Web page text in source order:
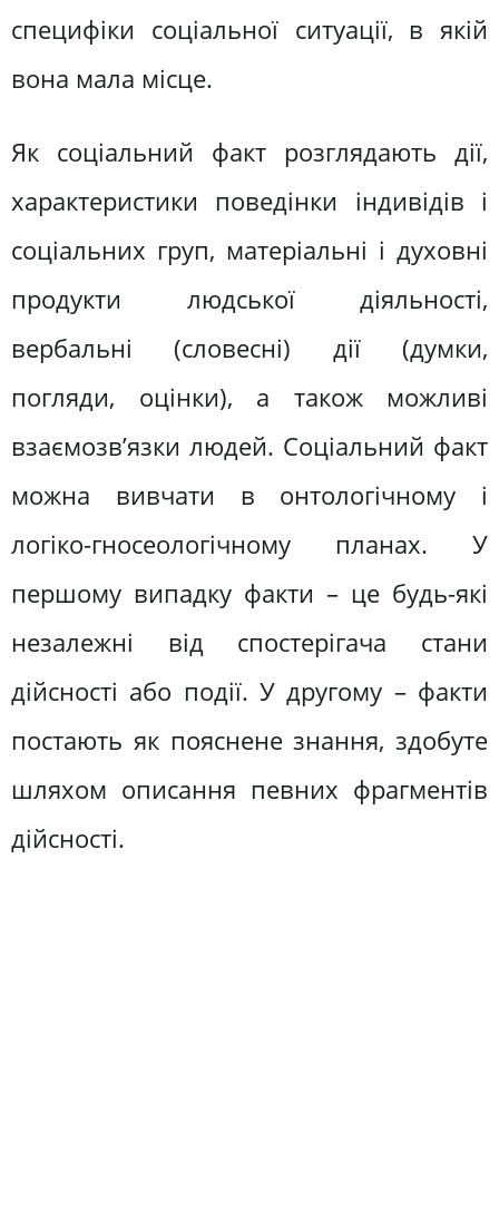
специфіки соціальної ситуації, в якій
вона мала місце.
Як соціальний факт розглядають дії,
характеристики поведінки індивідів і
соціальних груп, матеріальні і духовні
продукти людської діяльності,
вербальні (словесні) дії (думки,
погляди, оцінки), а також можливі
взаємозв’язки людей. Соціальний факт
можна вивчати в онтологічному і
логіко-гносеологічному планах. У
першому випадку факти – це будь-які
незалежні від спостерігача стани
дійсності або події. У другому – факти
постають як пояснене знання, здобуте
шляхом описання певних фрагментів
дійсності.